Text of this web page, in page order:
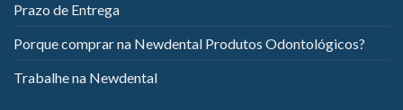
Prazo de Entrega
Porque comprar na Newdental Produtos Odontológicos?
Trabalhe na Newdental